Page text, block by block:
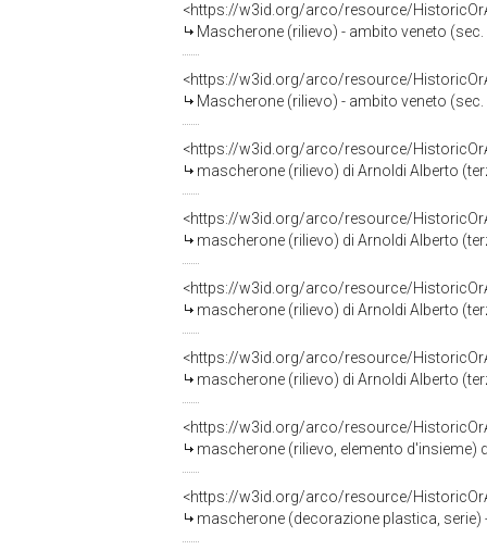
<https://w3id.org/arco/resource/
Mascherone (rilievo) - ambito veneto (sec.
<https://w3id.org/arco/resource/
Mascherone (rilievo) - ambito veneto (sec.
<https://w3id.org/arco/resource/
mascherone (rilievo) di Arnoldi Alberto
<https://w3id.org/arco/resource/
mascherone (rilievo) di Arnoldi Alberto
<https://w3id.org/arco/resource/
mascherone (rilievo) di Arnoldi Alberto
<https://w3id.org/arco/resource/
mascherone (rilievo) di Arnoldi Alberto
<https://w3id.org/arco/resource/
mascherone (rilievo, elemento d'insieme)
<https://w3id.org/arco/resource/
mascherone (decorazione plastica,